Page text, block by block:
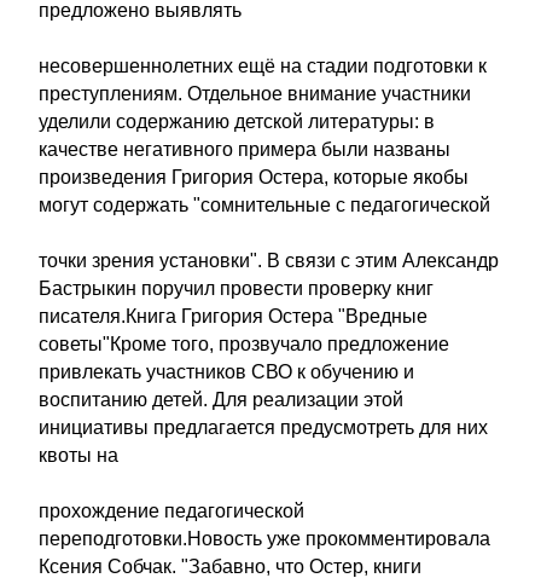
предложено выявлять
несовершеннолетних ещё на стадии подготовки к
преступлениям. Отдельное внимание участники
уделили содержанию детской литературы: в
качестве негативного примера были названы
произведения Григория Остера, которые якобы
могут содержать "сомнительные с педагогической
точки зрения установки". В связи с этим Александр
Бастрыкин поручил провести проверку книг
писателя.Книга Григория Остера "Вредные
советы"Кроме того, прозвучало предложение
привлекать участников СВО к обучению и
воспитанию детей. Для реализации этой
инициативы предлагается предусмотреть для них
квоты на
прохождение педагогической
переподготовки.Новость уже прокомментировала
Ксения Собчак. "Забавно, что Остер, книги